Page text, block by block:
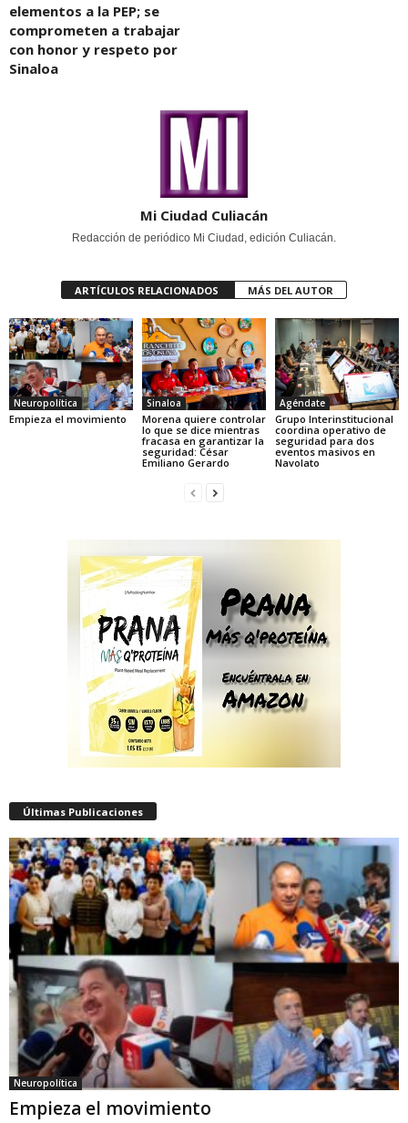
elementos a la PEP; se
comprometen a trabajar
con honor y respeto por
Sinaloa
Mi Ciudad Culiacán
Redacción de periódico Mi Ciudad, edición Culiacán.
ARTÍCULOS RELACIONADOS MÁS DEL AUTOR
Neuropolítica
Empieza el movimiento
Sinaloa
Morena quiere controlar
lo que se dice mientras
fracasa en garantizar la
seguridad: César
Emiliano Gerardo
Agéndate
Grupo Interinstitucional
coordina operativo de
seguridad para dos
eventos masivos en
Navolato
Últimas Publicaciones
Neuropolítica
Empieza el movimiento